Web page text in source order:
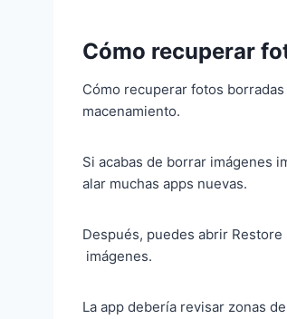
Cómo recuperar
Cómo recuperar fotos
macenamiento.
Si acabas de borrar imágenes
alar muchas apps nuevas.
Después, puedes abrir
imágenes.
La app debería revisar zonas